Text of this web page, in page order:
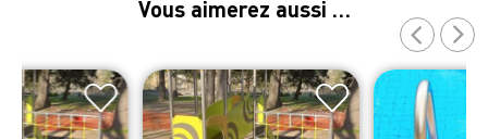
Vous aimerez aussi …